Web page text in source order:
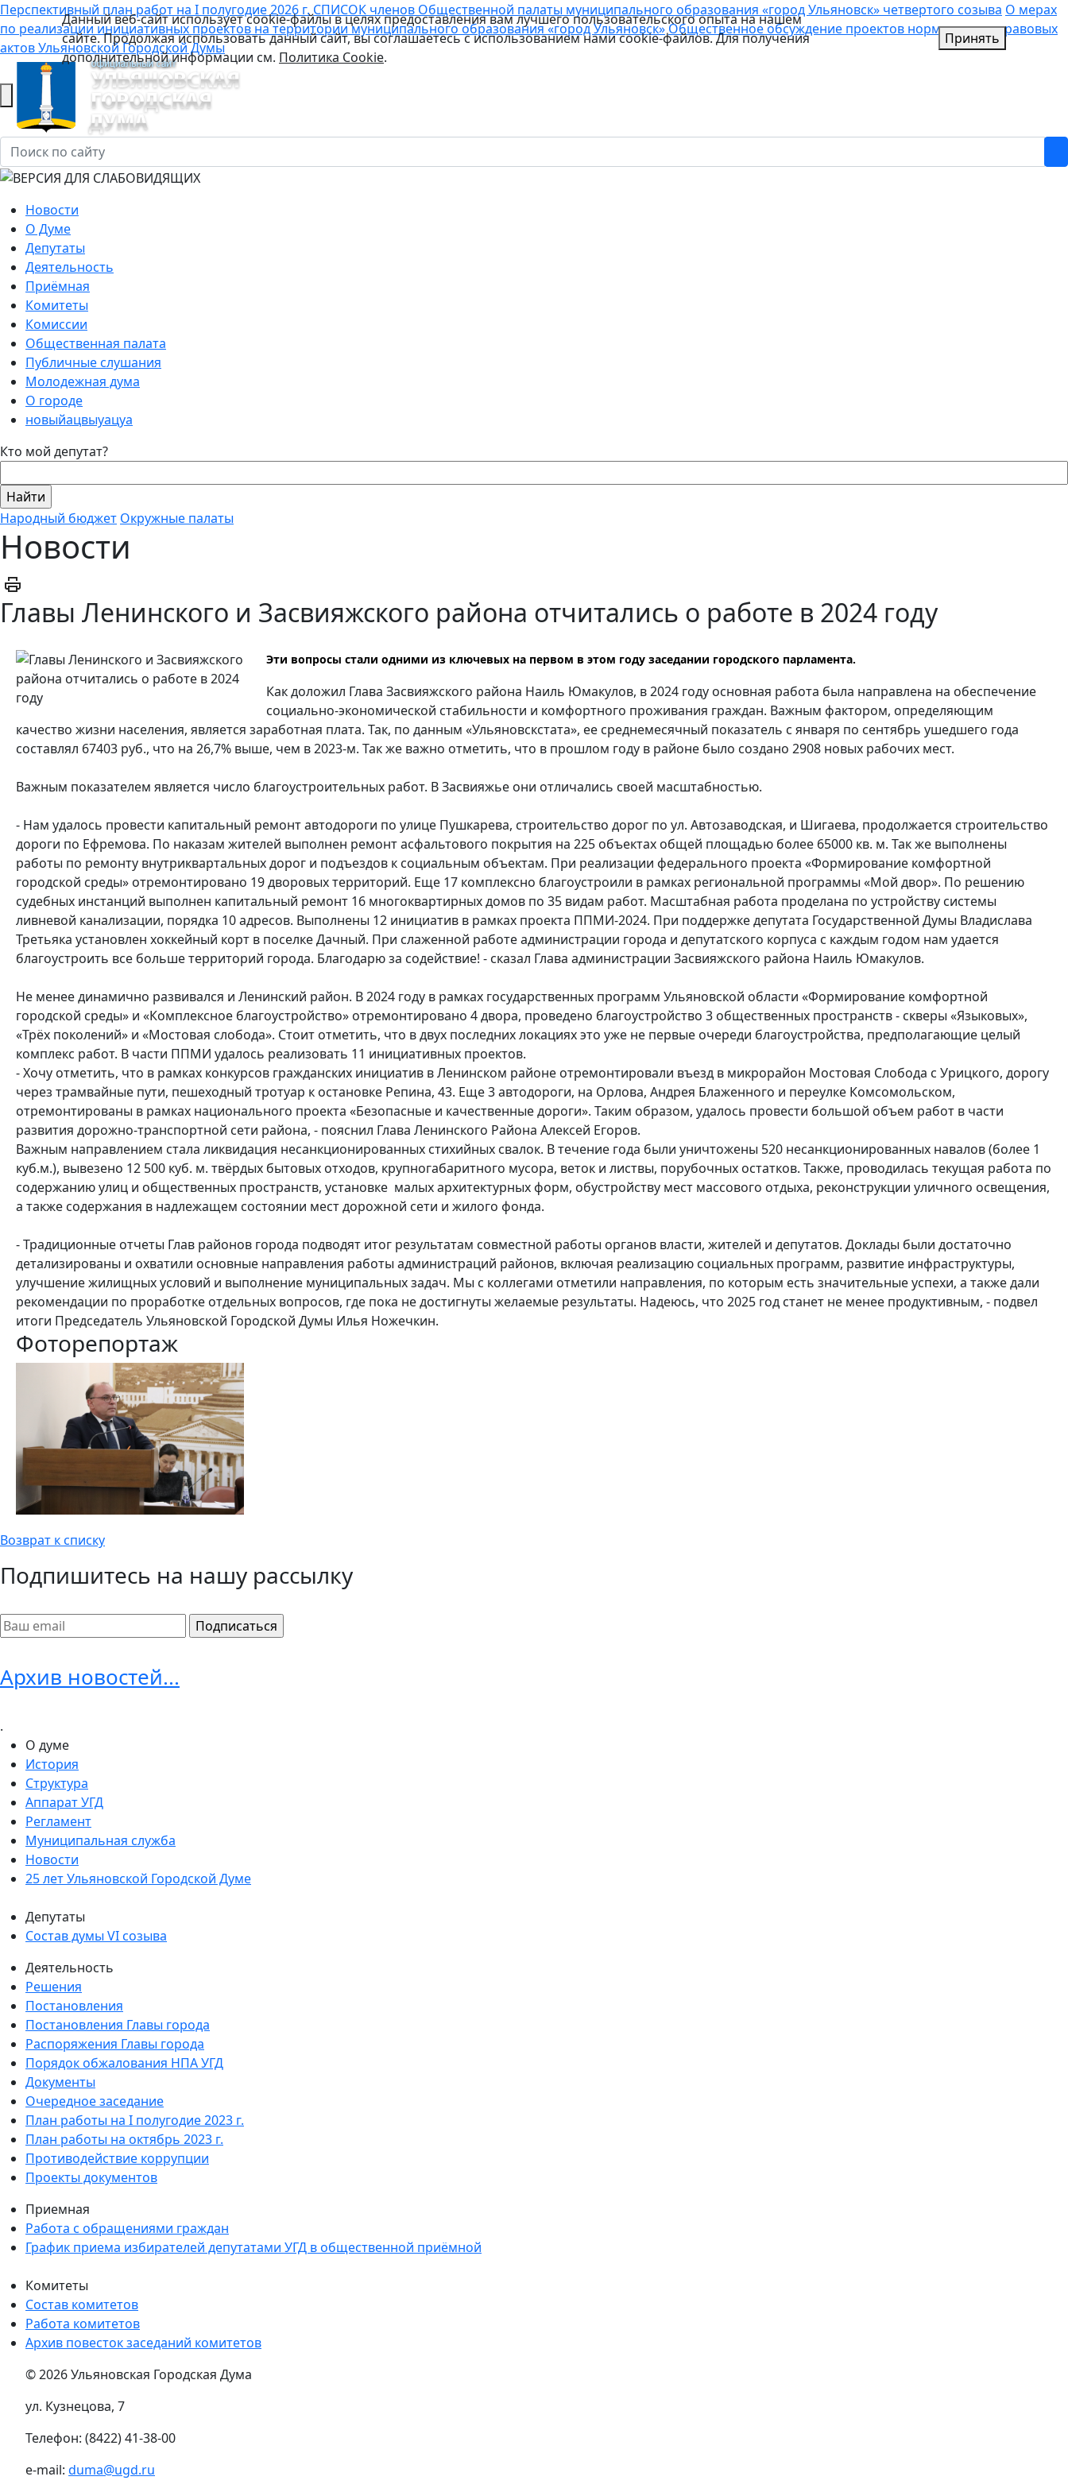
Перспективный план работ на I полугодие 2026 г.СПИСОК членов Общественной палаты муниципального образования «город Ульяновск» четвертого созыва О мерах
по реализации инициативных проектов на территории муниципального образования «город Ульяновск»Общественное обсуждение проектов нормативных правовых
актов Ульяновской Городской Думы
Новости
О Думе
Депутаты
Деятельность
Приёмная
Комитеты
Комиссии
Общественная палата
Публичные слушания
Молодежная дума
О городе
новыйацвыуацуа
Кто мой депутат?
Народный бюджет Окружные палаты
Новости
Главы Ленинского и Засвияжского района отчитались о работе в 2024 году
Эти вопросы стали одними из ключевых на первом в этом году заседании городского парламента.
Как доложил Глава Засвияжского района Наиль Юмакулов, в 2024 году основная работа была направлена на обеспечение
социально-экономической стабильности и комфортного проживания граждан. Важным фактором, определяющим
качество жизни населения, является заработная плата. Так, по данным «Ульяновскстата», ее среднемесячный показатель с января по сентябрь ушедшего года
составлял 67403 руб., что на 26,7% выше, чем в 2023-м. Так же важно отметить, что в прошлом году в районе было создано 2908 новых рабочих мест.
Важным показателем является число благоустроительных работ. В Засвияжье они отличались своей масштабностью.
- Нам удалось провести капитальный ремонт автодороги по улице Пушкарева, строительство дорог по ул. Автозаводская, и Шигаева, продолжается строительство
дороги по Ефремова. По наказам жителей выполнен ремонт асфальтового покрытия на 225 объектах общей площадью более 65000 кв. м. Так же выполнены
работы по ремонту внутриквартальных дорог и подъездов к социальным объектам. При реализации федерального проекта «Формирование комфортной
городской среды» отремонтировано 19 дворовых территорий. Еще 17 комплексно благоустроили в рамках региональной программы «Мой двор». По решению
судебных инстанций выполнен капитальный ремонт 16 многоквартирных домов по 35 видам работ. Масштабная работа проделана по устройству системы
ливневой канализации, порядка 10 адресов. Выполнены 12 инициатив в рамках проекта ППМИ-2024. При поддержке депутата Государственной Думы Владислава
Третьяка установлен хоккейный корт в поселке Дачный. При слаженной работе администрации города и депутатского корпуса с каждым годом нам удается
благоустроить все больше территорий города. Благодарю за содействие! - сказал Глава администрации Засвияжского района Наиль Юмакулов.
Не менее динамично развивался и Ленинский район. В 2024 году в рамках государственных программ Ульяновской области «Формирование комфортной
городской среды» и «Комплексное благоустройство» отремонтировано 4 двора, проведено благоустройство 3 общественных пространств - скверы «Языковых»,
«Трёх поколений» и «Мостовая слобода». Стоит отметить, что в двух последних локациях это уже не первые очереди благоустройства, предполагающие целый
комплекс работ. В части ППМИ удалось реализовать 11 инициативных проектов.
- Хочу отметить, что в рамках конкурсов гражданских инициатив в Ленинском районе отремонтировали въезд в микрорайон Мостовая Слобода с Урицкого, дорогу
через трамвайные пути, пешеходный тротуар к остановке Репина, 43. Еще 3 автодороги, на Орлова, Андрея Блаженного и переулке Комсомольском,
отремонтированы в рамках национального проекта «Безопасные и качественные дороги». Таким образом, удалось провести большой объем работ в части
развития дорожно-транспортной сети района, - пояснил Глава Ленинского Района Алексей Егоров.
Важным направлением стала ликвидация несанкционированных стихийных свалок. В течение года были уничтожены 520 несанкционированных навалов (более 1
куб.м.), вывезено 12 500 куб. м. твёрдых бытовых отходов, крупногабаритного мусора, веток и листвы, порубочных остатков. Также, проводилась текущая работа по
содержанию улиц и общественных пространств, установке малых архитектурных форм, обустройству мест массового отдыха, реконструкции уличного освещения,
а также содержания в надлежащем состоянии мест дорожной сети и жилого фонда.
- Традиционные отчеты Глав районов города подводят итог результатам совместной работы органов власти, жителей и депутатов. Доклады были достаточно
детализированы и охватили основные направления работы администраций районов, включая реализацию социальных программ, развитие инфраструктуры,
улучшение жилищных условий и выполнение муниципальных задач. Мы с коллегами отметили направления, по которым есть значительные успехи, а также дали
рекомендации по проработке отдельных вопросов, где пока не достигнуты желаемые результаты. Надеюсь, что 2025 год станет не менее продуктивным, - подвел
итоги Председатель Ульяновской Городской Думы Илья Ножечкин.
Фоторепортаж
Возврат к списку
Подпишитесь на нашу рассылку
Архив новостей...
.
О думе
История
Структура
Аппарат УГД
Регламент
Муниципальная служба
Новости
25 лет Ульяновской Городской Думе
Депутаты
Состав думы VI созыва
Деятельность
Решения
Постановления
Постановления Главы города
Распоряжения Главы города
Порядок обжалования НПА УГД
Документы
Очередное заседание
План работы на I полугодие 2023 г.
План работы на октябрь 2023 г.
Противодействие коррупции
Проекты документов
Приемная
Работа с обращениями граждан
График приема избирателей депутатами УГД в общественной приёмной
Комитеты
Состав комитетов
Работа комитетов
Архив повесток заседаний комитетов
© 2026 Ульяновская Городская Дума
ул. Кузнецова, 7
Телефон: (8422) 41-38-00
e-mail: duma@ugd.ru
Данный веб-сайт использует cookie-файлы в целях предоставления вам лучшего пользовательского опыта на нашем
сайте. Продолжая использовать данный сайт, вы соглашаетесь с использованием нами cookie-файлов. Для получения
дополнительной информации см. Политика Cookie.
Принять